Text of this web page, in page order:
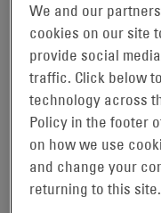
déploiement de petites
de communication.
s’intéresse à
utilise des systèmes
l’énergie pour créer
réseau moderne, à
main-d’œuvre, tout en
nous comptons.
We and our
cookies on our site
provide social
traffic. Click below
technology across
Policy in the footer
on how we use
and change your
returning to this site.